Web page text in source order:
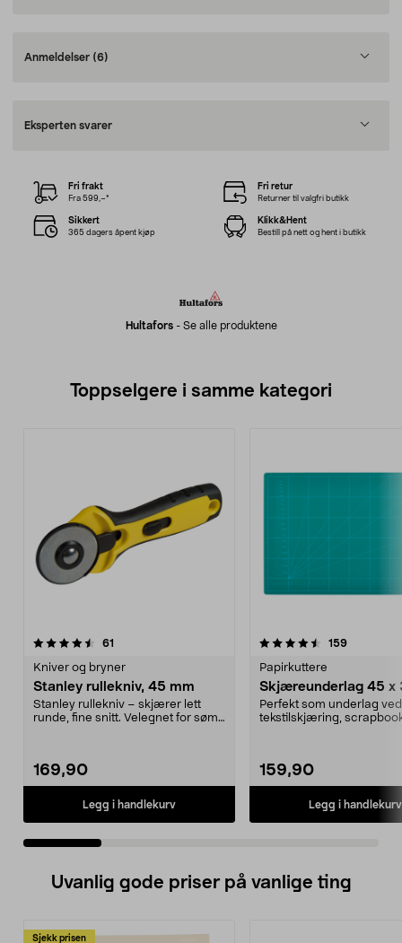
Anmeldelser (6)
Eksperten svarer
Hultafors- Se alle produktene
Fri frakt
Fra 599,–*
Fri retur
Returner til valgfri butikk
Sikkert
365 dagers åpent kjøp
Klikk&Hent
Bestill på nett og hent i butikk
Toppselgere i samme kategori
61
Kniver og bryner
Stanley rullekniv, 45 mm
Stanley rullekniv – skjærer lett
runde, fine snitt. Velegnet for søm
169,90
Legg i handlekurv
4.5 av 5 stjerner 159
Papirkuttere
Skjæreunderlag 45 x
Perfekt som underlag
tekstilskjæring,
159,90
Legg i handlekurv
4.5 av 5 stjerner
Uvanlig gode priser på vanlige ting
Sjekk prisen